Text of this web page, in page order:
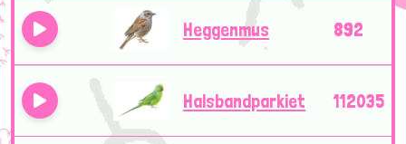
Heggenmus 892
Halsbandparkiet 112035